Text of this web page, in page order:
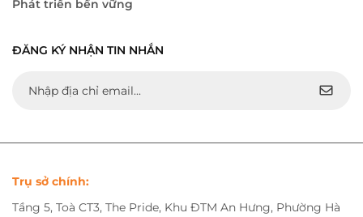
Phát triển bền vững
ĐĂNG KÝ NHẬN TIN NHẮN
Trụ sở chính:
Tầng 5, Toà CT3, The Pride, Khu ĐTM An Hưng, Phường Hà